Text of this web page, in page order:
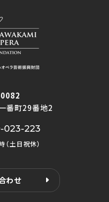
番町29番地2
023-223
土日祝休）
わせ